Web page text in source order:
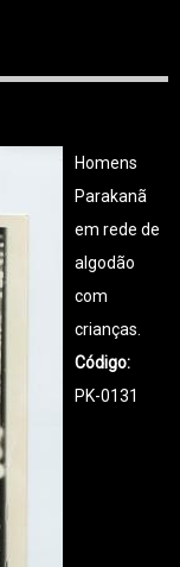
Homens
Parakanã
em rede de
algodão
com
crianças.
Código
PK-0131